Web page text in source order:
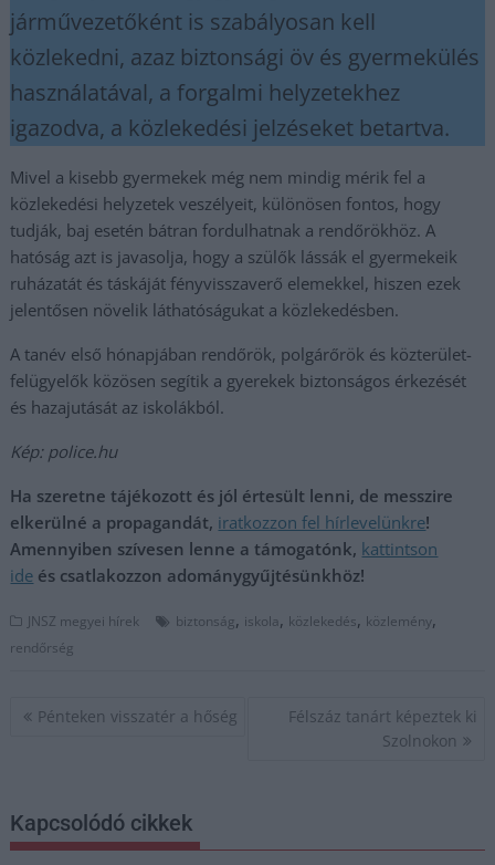
járművezetőként is szabályosan kell
közlekedni, azaz biztonsági öv és gyermekülés
használatával, a forgalmi helyzetekhez
igazodva, a közlekedési jelzéseket betartva.
Mivel a kisebb gyermekek még nem mindig mérik fel a
közlekedési helyzetek veszélyeit, különösen fontos, hogy
tudják, baj esetén bátran fordulhatnak a rendőrökhöz. A
hatóság azt is javasolja, hogy a szülők lássák el gyermekeik
ruházatát és táskáját fényvisszaverő elemekkel, hiszen ezek
jelentősen növelik láthatóságukat a közlekedésben.
A tanév első hónapjában rendőrök, polgárőrök és közterület-
felügyelők közösen segítik a gyerekek biztonságos érkezését
és hazajutását az iskolákból.
Kép: police.hu
Ha szeretne tájékozott és jól értesült lenni, de messzire
elkerülné a propagandát, iratkozzon fel hírlevelünkre!
Amennyiben szívesen lenne a támogatónk, kattintson
ide és csatlakozzon adománygyűjtésünkhöz!
JNSZ megyei hírek biztonság, iskola, közlekedés, közlemény,
rendőrség
Bejegyzés
Pénteken visszatér a hőség
Félszáz tanárt képeztek ki
Szolnokon
Kapcsolódó cikkek